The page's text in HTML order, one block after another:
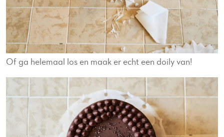
Of ga helemaal los en maak er echt een doily van!